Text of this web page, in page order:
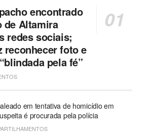
encontrado
de Altamira
redes sociais;
reconhecer foto e
pela fé”
em tentativa de homicídio em
é procurada pela polícia